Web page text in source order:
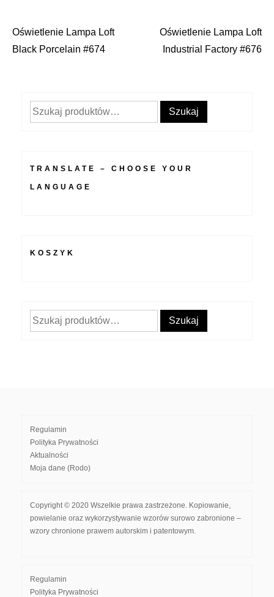
Nawigacja
Oświetlenie Lampa Loft
Black Porcelain #674
Oświetlenie Lampa Loft
Industrial Factory #676
Szukaj: Szukaj
TRANSLATE – CHOOSE YOUR
LANGUAGE
KOSZYK
Szukaj: Szukaj
Regulamin
Polityka Prywatności
Aktualności
Moja dane (Rodo)
Copyright © 2020 Wszelkie prawa zastrzeżone. Kopiowanie,
powielanie oraz wykorzystywanie wzorów surowo zabronione –
wzory chronione prawem autorskim i patentowym.
Regulamin
Polityka Prywatności